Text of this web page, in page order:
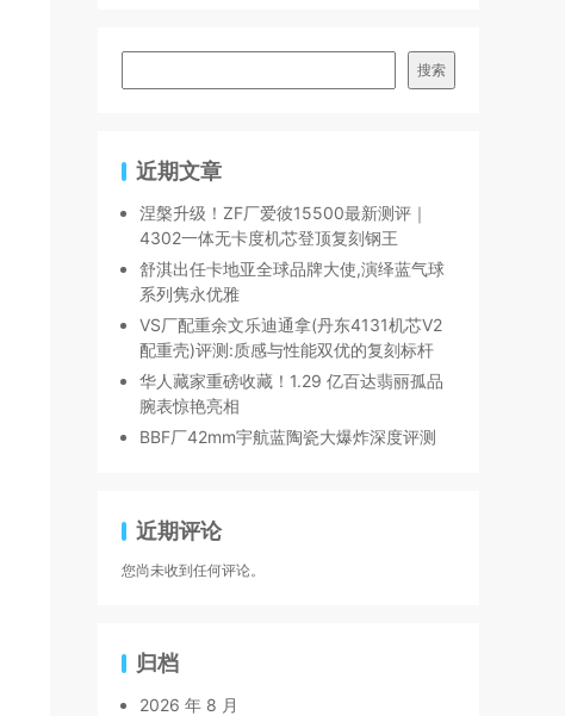
搜索
近期文章
涅槃升级！ZF厂爱彼15500最新测评｜
4302一体无卡度机芯登顶复刻钢王
舒淇出任卡地亚全球品牌大使,演绎蓝气球
系列隽永优雅
VS厂配重余文乐迪通拿(丹东4131机芯V2
配重壳)评测:质感与性能双优的复刻标杆
华人藏家重磅收藏！1.29 亿百达翡丽孤品
腕表惊艳亮相
BBF厂42mm宇航蓝陶瓷大爆炸深度评测
近期评论
您尚未收到任何评论。
归档
2026 年 8 月